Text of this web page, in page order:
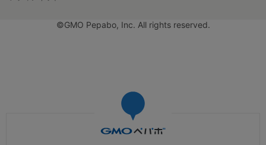
©GMO Pepabo, Inc. All rights reserved.